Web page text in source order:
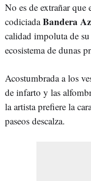
No es de extrañar que
codiciadaBandera
calidad impoluta de
ecosistema de dunas
Acostumbrada a los
de infarto y las
la artista prefiere la
paseos descalza.